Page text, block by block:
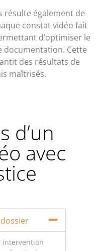
résulte également de
constat vidéo fait
d’optimiser le
documentation. Cette
des résultats de
maîtrisés.
d’un
avec
intervention